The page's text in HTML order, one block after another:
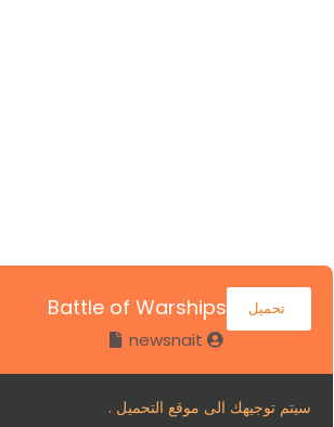
Battle of Warships تحميل
سيتم توجيهك الى موقع التحميل .